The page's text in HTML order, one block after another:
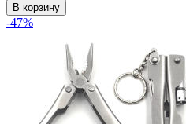
В корзину
-47%